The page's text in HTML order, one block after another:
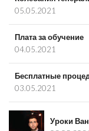
05.05.2021
Плата за обучение
04.05.2021
Бесплатные
03.05.2021
Уроки